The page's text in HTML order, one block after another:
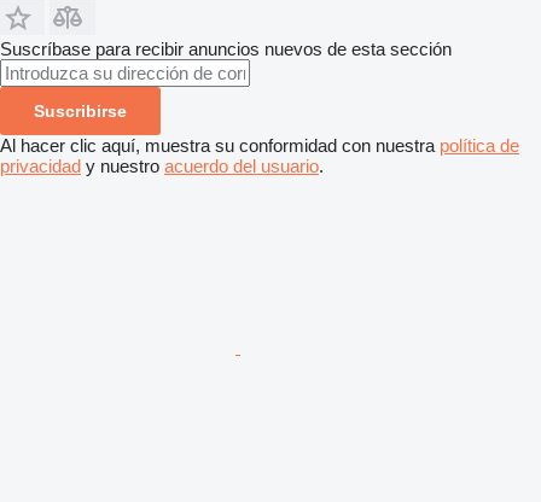
Suscríbase para recibir anuncios nuevos de esta sección
Suscribirse
Al hacer clic aquí, muestra su conformidad con nuestra política de
privacidad y nuestro acuerdo del usuario.